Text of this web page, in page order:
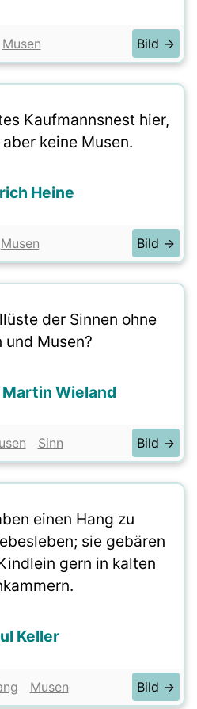
Musen Bild →
Kaufmannsnest hier,
keine Musen.
Heine
Musen Bild →
der Sinnen ohne
und Musen?
Wieland
Sinn Bild →
einen Hang zu
sie gebären
gern in kalten
Keller
Musen Bild →